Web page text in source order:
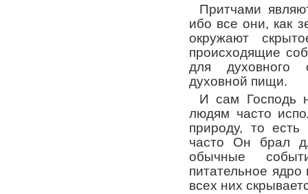
Притчами
ибо все они, как
окружают
происходящие
для духовного
духовной пищи.
И сам Господь
людям часто
природу, то
часто Он брал
обычные
питательное
всех них